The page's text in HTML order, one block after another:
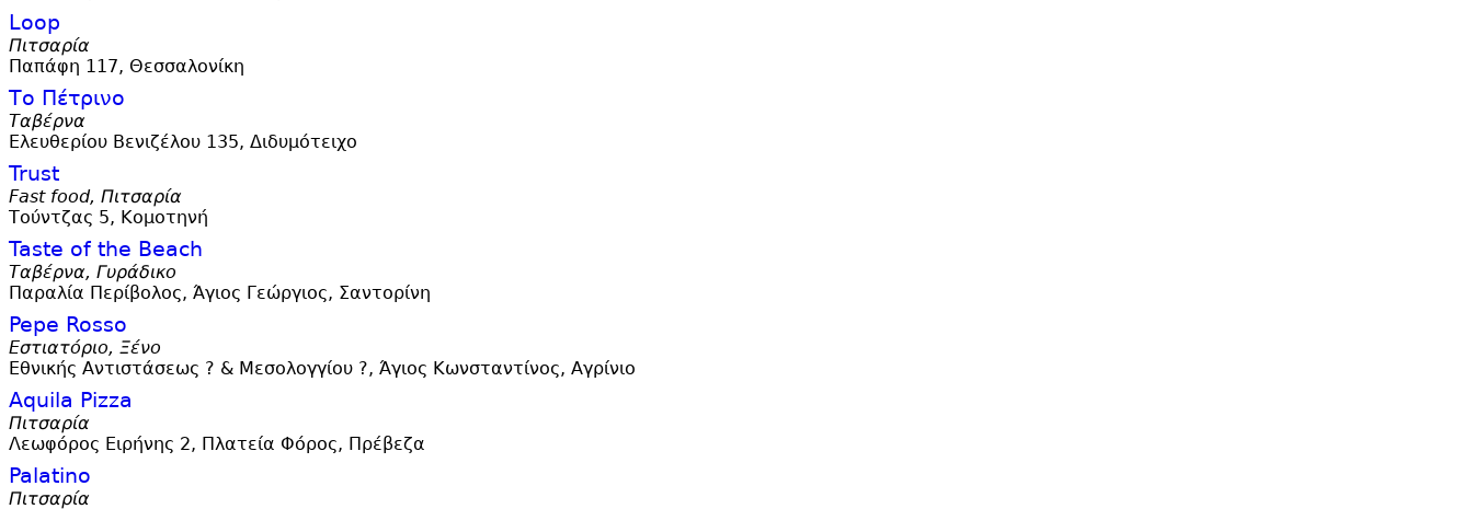
Loop
Πιτσαρία
Παπάφη 117, Θεσσαλονίκη
Το Πέτρινο
Ταβέρνα
Ελευθερίου Βενιζέλου 135, Διδυμότειχο
Trust
Fast food, Πιτσαρία
Τούντζας 5, Κομοτηνή
Taste of the Beach
Ταβέρνα, Γυράδικο
Παραλία Περίβολος, Άγιος Γεώργιος, Σαντορίνη
Pepe Rosso
Εστιατόριο, Ξένο
Εθνικής Αντιστάσεως ? & Μεσολογγίου ?, Άγιος Κωνσταντίνος, Αγρίνιο
Aquila Pizza
Πιτσαρία
Λεωφόρος Ειρήνης 2, Πλατεία Φόρος, Πρέβεζα
Palatino
Πιτσαρία